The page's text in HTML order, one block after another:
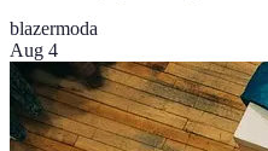
blazermoda
Aug 4